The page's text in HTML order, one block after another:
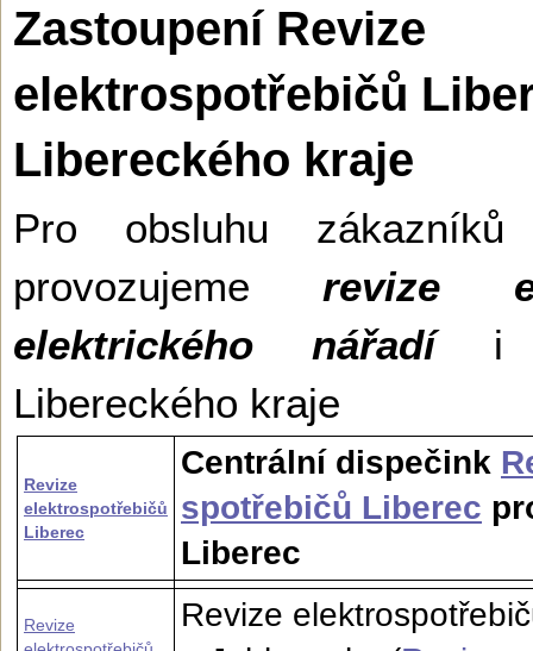
Zastoupení Revize
elektrospotřebičů
Libereckého kraje
Pro obsluhu
provozujemerevize
elektrického nářadíi
Libereckého kraje
Revize
elektrospotřebičů
Liberec
Centrální dispečink
spotřebičů Liberec
Liberec
Revize
Revize